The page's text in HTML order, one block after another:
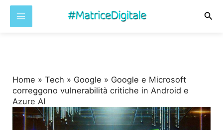
Home »Tech » Google » Google e Microsoft
correggono vulnerabilità critiche in Android e
Azure AI